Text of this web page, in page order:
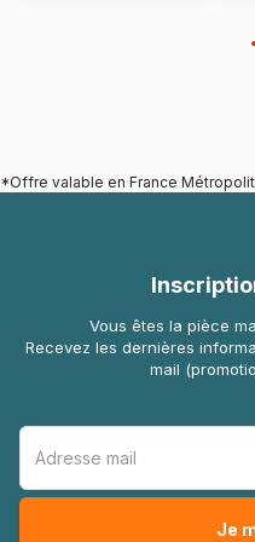
*Offre valable en France
Vous êtes la pièce
Recevez les dernières
mail